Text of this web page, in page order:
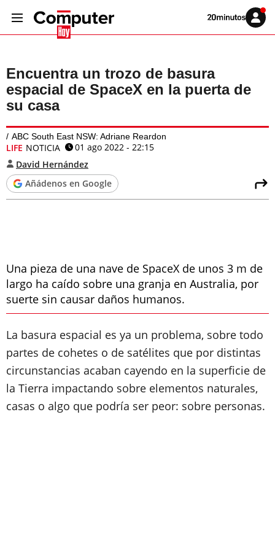
Volver
Iniciar
sesión
Encuentra un trozo de basura
espacial de SpaceX en la puerta de
su casa
ABC South East NSW: Adriane Reardon
LIFE NOTICIA
01 ago 2022 - 22:15
David Hernández
Añádenos en Google
Una pieza de una nave de SpaceX de unos 3 m de
largo ha caído sobre una granja en Australia, por
suerte sin causar daños humanos.
La basura espacial es ya un problema, sobre todo
partes de cohetes o de satélites que por distintas
circunstancias acaban cayendo en la superficie de
la Tierra impactando sobre elementos naturales,
casas o algo que podría ser peor: sobre personas.